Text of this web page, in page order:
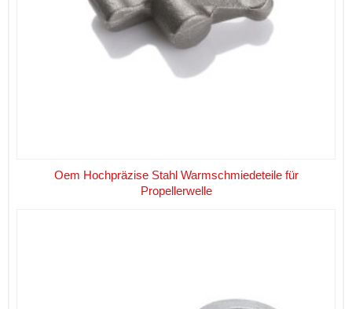
Oem Hochpräzise Stahl Warmschmiedeteile für
Propellerwelle